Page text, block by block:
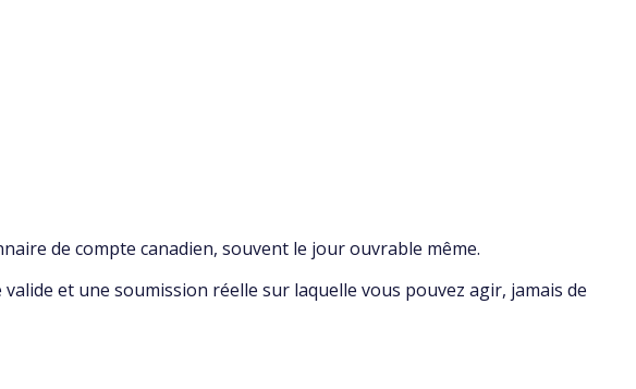
de compte canadien, souvent le jour ouvrable même.
et une soumission réelle sur laquelle vous pouvez agir, jamais de